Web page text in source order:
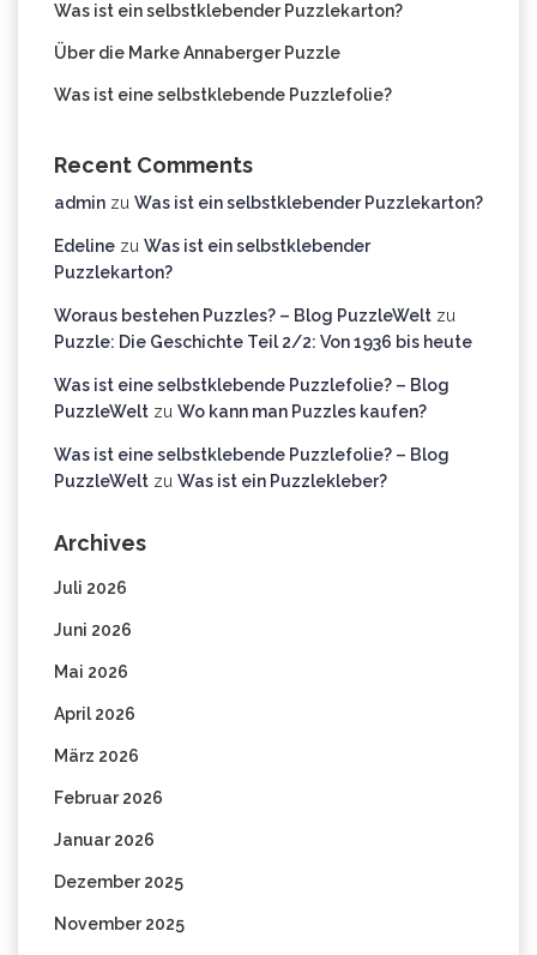
Was ist ein selbstklebender Puzzlekarton?
Über die Marke Annaberger Puzzle
Was ist eine selbstklebende Puzzlefolie?
Recent Comments
admin zu Was ist ein selbstklebender Puzzlekarton?
Edeline zu Was ist ein selbstklebender
Puzzlekarton?
Woraus bestehen Puzzles? – Blog PuzzleWelt zu
Puzzle: Die Geschichte Teil 2/2: Von 1936 bis heute
Was ist eine selbstklebende Puzzlefolie? – Blog
PuzzleWelt zu Wo kann man Puzzles kaufen?
Was ist eine selbstklebende Puzzlefolie? – Blog
PuzzleWelt zu Was ist ein Puzzlekleber?
Archives
Juli 2026
Juni 2026
Mai 2026
April 2026
März 2026
Februar 2026
Januar 2026
Dezember 2025
November 2025